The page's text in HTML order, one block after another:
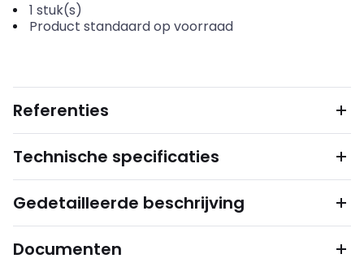
1 stuk(s)
Product standaard op voorraad
Referenties
Technische specificaties
Gedetailleerde beschrijving
Documenten